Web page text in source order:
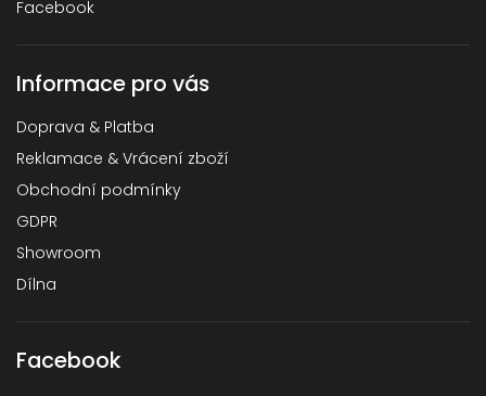
Facebook
Informace pro vás
Doprava & Platba
Reklamace & Vrácení zboží
Obchodní podmínky
GDPR
Showroom
Dílna
Facebook